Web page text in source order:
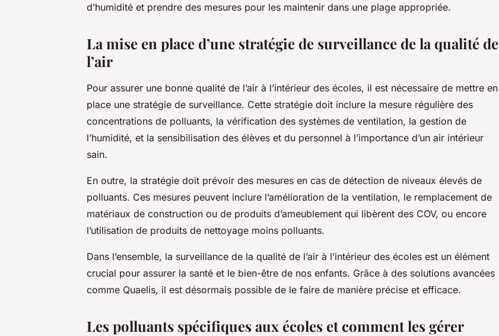
d’humidité et prendre des mesures pour les maintenir dans une plage appropriée.
La mise en place d’une stratégie de surveillance de la qualité de
l’air
Pour assurer une bonne qualité de l’air à l’intérieur des écoles, il est nécessaire de mettre en
place une stratégie de surveillance. Cette stratégie doit inclure la mesure régulière des
concentrations de polluants, la vérification des systèmes de ventilation, la gestion de
l’humidité, et la sensibilisation des élèves et du personnel à l’importance d’un air intérieur
sain.
En outre, la stratégie doit prévoir des mesures en cas de détection de niveaux élevés de
polluants. Ces mesures peuvent inclure l’amélioration de la ventilation, le remplacement de
matériaux de construction ou de produits d’ameublement qui libèrent des COV, ou encore
l’utilisation de produits de nettoyage moins polluants.
Dans l’ensemble, la surveillance de la qualité de l’air à l’intérieur des écoles est un élément
crucial pour assurer la santé et le bien-être de nos enfants. Grâce à des solutions avancées
comme Quaelis, il est désormais possible de le faire de manière précise et efficace.
Les polluants spécifiques aux écoles et comment les gérer